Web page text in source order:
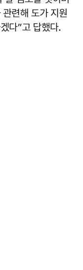
련해 도가 지원
다”고 답했다.